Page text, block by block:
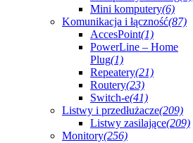
Mini komputery(6)
Komunikacja i łączność(87)
AccesPoint(1)
PowerLine – Home
Plug(1)
Repeatery(21)
Routery(23)
Switch-e(41)
Listwy i przedłużacze(209)
Listwy zasilające(209)
Monitory(256)